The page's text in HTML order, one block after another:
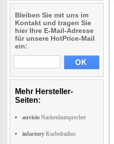
Bleiben Sie mit uns im
Kontakt und tragen Sie
hier Ihre E-Mail-Adresse
für unsere HotPrice-Mail
ein:
Mehr Hersteller-
Seiten:
auvisio Nackenlautsprecher
infactory Kurbelradios